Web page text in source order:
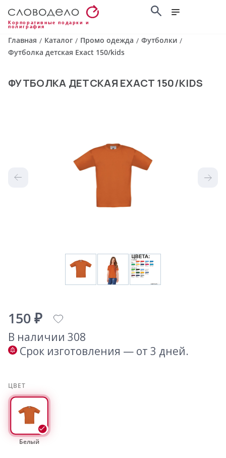
Корпоративные подарки и
полиграфия
Главная / Каталог / Промо одежда / Футболки /
Футболка детская Exact 150/kids
ФУТБОЛКА ДЕТСКАЯ EXACT 150/KIDS
150 ₽
В наличии 308
Срок изготовления — от 3 дней.
ЦВЕТ
Белый